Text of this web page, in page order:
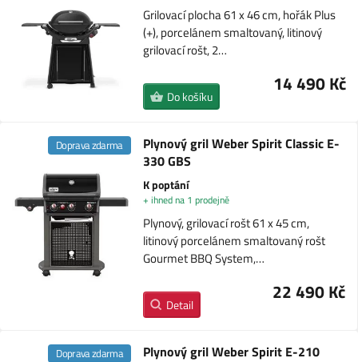
Grilovací plocha 61 x 46 cm, hořák Plus
(+), porcelánem smaltovaný, litinový
grilovací rošt, 2…
14 490 Kč
Do košíku
Plynový gril Weber Spirit Classic E-
330 GBS
Doprava zdarma
K poptání
+ ihned na 1 prodejně
Plynový, grilovací rošt 61 x 45 cm,
litinový porcelánem smaltovaný rošt
Gourmet BBQ System,…
22 490 Kč
Detail
Plynový gril Weber Spirit E-210
Doprava zdarma